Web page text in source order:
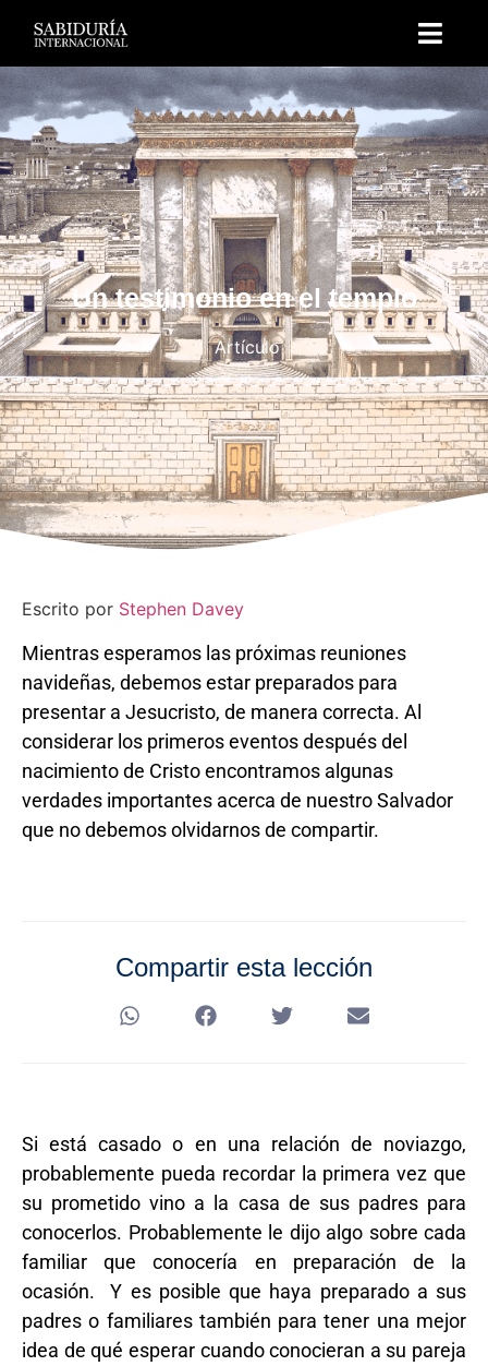
Un testimonio en el templo
Artículo
Escrito por Stephen Davey
Mientras esperamos las próximas reuniones
navideñas, debemos estar preparados para
presentar a Jesucristo, de manera correcta. Al
considerar los primeros eventos después del
nacimiento de Cristo encontramos algunas
verdades importantes acerca de nuestro Salvador
que no debemos olvidarnos de compartir.
Compartir esta lección
Si está casado o en una relación de noviazgo,
probablemente pueda recordar la primera vez que
su prometido vino a la casa de sus padres para
conocerlos. Probablemente le dijo algo sobre cada
familiar que conocería en preparación de la
ocasión. Y es posible que haya preparado a sus
padres o familiares también para tener una mejor
idea de qué esperar cuando conocieran a su pareja